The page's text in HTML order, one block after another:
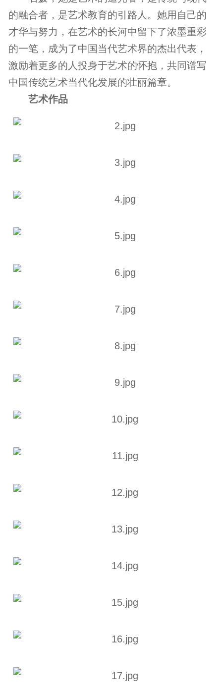
的融合者，是艺术教育的引路人。她用自己的
才华与努力，在艺术的长河中留下了浓墨重彩
的一笔，成为了中国当代艺术界的杰出代表，
激励着更多的人投身于艺术的怀抱，共同谱写
中国传统艺术当代化发展的壮丽篇章。
艺术作品